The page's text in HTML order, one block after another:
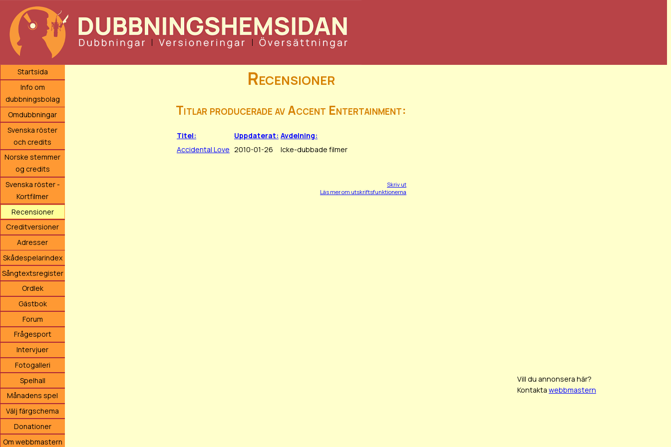
Startsida
Info om
dubbningsbolag
Omdubbningar
Svenska röster
och credits
Norske stemmer
og credits
Svenska röster -
Kortfilmer
Recensioner
Creditversioner
Adresser
Skådespelarindex
Sångtextsregister
Ordlek
Gästbok
Forum
Frågesport
Intervjuer
Fotogalleri
Spelhall
Månadens spel
Välj färgschema
Donationer
Om webbmastern
Recensioner
Titlar producerade av Accent Entertainment:
Titel: Uppdaterat: Avdelning:
Accidental Love 2010-01-26 Icke-dubbade filmer
Skriv ut
Läs mer om utskriftsfunktionerna
Vill du annonsera här?
Kontakta webbmastern